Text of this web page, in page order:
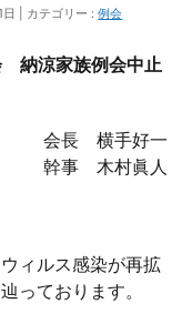
カテゴリー :例会
納涼家族例会中止
会長 横手好一
幹事 木村眞人
ィルス感染が再拡
っております。